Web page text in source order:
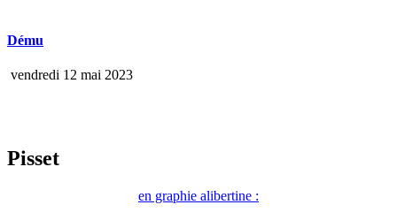
Dému
vendredi 12 mai 2023
Pisset
en graphie alibertine :